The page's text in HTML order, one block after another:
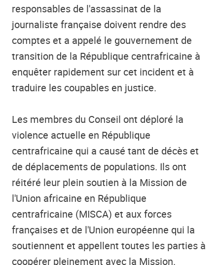
responsables de l'assassinat de la
journaliste française doivent rendre des
comptes et a appelé le gouvernement de
transition de la République centrafricaine à
enquêter rapidement sur cet incident et à
traduire les coupables en justice.
Les membres du Conseil ont déploré la
violence actuelle en République
centrafricaine qui a causé tant de décès et
de déplacements de populations. Ils ont
réitéré leur plein soutien à la Mission de
l'Union africaine en République
centrafricaine (MISCA) et aux forces
françaises et de l'Union européenne qui la
soutiennent et appellent toutes les parties à
coopérer pleinement avec la Mission.